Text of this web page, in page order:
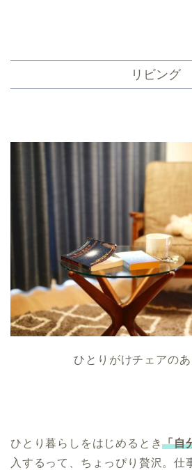
リビング
ひとりがけチェアの
ひとり暮らしをはじめるとき「自
入するって、ちょっぴり贅沢。仕